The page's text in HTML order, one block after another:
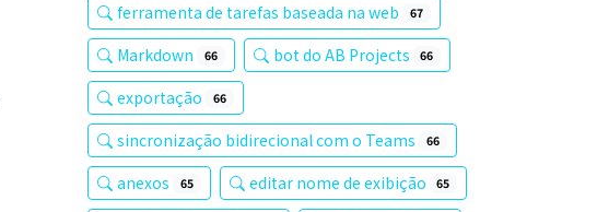
ferramenta de tarefas baseada na web 67
Markdown 66 bot do AB Projects 66
exportação 66
sincronização bidirecional com o Teams 66
anexos 65 editar nome de exibição 65